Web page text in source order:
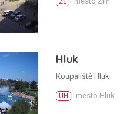
Hluk
Koupaliště Hluk
UH město Hluk